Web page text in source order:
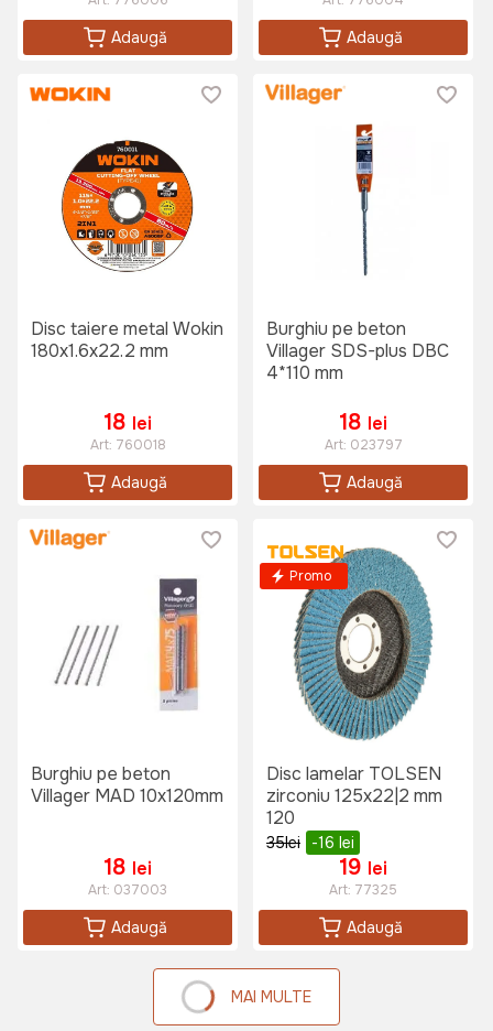
Adaugă Adaugă
Disc taiere metal Wokin
180x1.6x22.2 mm
18 lei
Art: 760018
Adaugă
Burghiu pe beton
Villager SDS-plus DBC
4*110 mm
18 lei
Art: 023797
Adaugă
Burghiu pe beton
Villager MAD 10x120mm
18 lei
Art: 037003
Adaugă
Promo
Disc lamelar TOLSEN
zirconiu 125x22|2 mm
120
35lei -16 lei
19 lei
Art: 77325
Adaugă
MAI MULTE